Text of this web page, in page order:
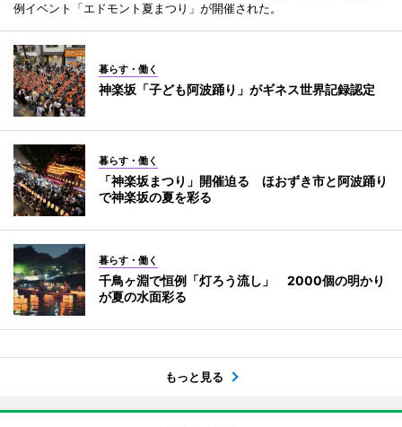
例イベント「エドモント夏まつり」が開催された。
暮らす・働く
神楽坂「子ども阿波踊り」がギネス世界記録認定
暮らす・働く
「神楽坂まつり」開催迫る ほおずき市と阿波踊り
で神楽坂の夏を彩る
暮らす・働く
千鳥ヶ淵で恒例「灯ろう流し」 2000個の明かり
が夏の水面彩る
もっと見る